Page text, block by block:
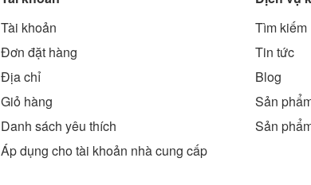
Tài khoản
Đơn đặt hàng
Địa chỉ
Giỏ hàng
Danh sách yêu thích
Áp dụng cho tài khoản nhà cung cấp
Tìm kiếm
Tin tức
Blog
Sản
Sản